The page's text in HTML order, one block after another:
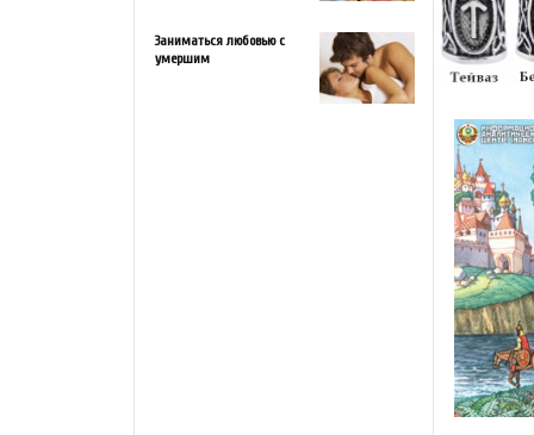
Заниматься любовью с
умершим